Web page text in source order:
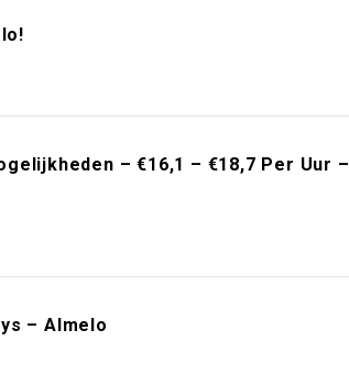
– €16,1 – €18,7 Per Uur –
– Almelo